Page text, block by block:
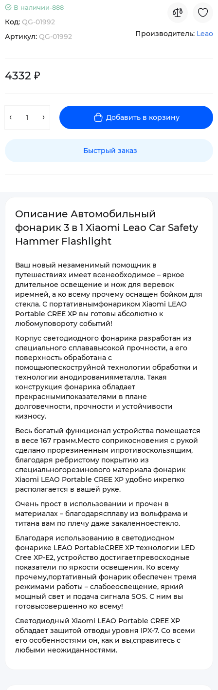
В наличии-888
Код: QG-01992
Артикул: QG-01992 Производитель: Leao
4332 ₽
Добавить в корзину
Быстрый заказ
Описание Автомобильный
фонарик 3 в 1 Xiaomi Leao Car Safety
Hammer Flashlight
Ваш новый незаменимый помощник в
путешествиях имеет всенеобходимое – яркое
длительное освещение и нож для веревок
иремней, а ко всему прочему оснащен бойком для
стекла. С портативнымфонариком Xiaomi LEAO
Portable CREE XP вы готовы абсолютно к
любомуповороту событий!
Корпус светодиодного фонарика разработан из
специального сплававысокой прочности, а его
поверхность обработана с
помощьюпескоструйной технологии обработки и
технологии анодированияметалла. Такая
конструкция фонарика обладает
прекраснымипоказателями в плане
долговечности, прочности и устойчивости
кизносу.
Весь богатый функционал устройства помещается
в весе 167 грамм.Место соприкосновения с рукой
сделано прорезиненным ипротивоскользящим,
благодаря ребристому покрытию из
специальногорезинового материала фонарик
Xiaomi LEAO Portable CREE XP удобно икрепко
располагается в вашей руке.
Очень прост в использовании и прочен в
материалах – благодарясплаву из вольфрама и
титана вам по плечу даже закаленноестекло.
Благодаря использованию в светодиодном
фонарике LEAO PortableCREE XP технологии LED
Cree XP-E2, устройство достигаетпревосходные
показатели по яркости освещения. Ко всему
прочему,портативный фонарик обеспечен тремя
режимами работы – слабоеосвещение, яркий
мощный свет и подача сигнала SOS. С ним вы
готовысовершенно ко всему!
Светодиодный Xiaomi LEAO Portable CREE XP
обладает защитой отводы уровня IPX-7. Со всеми
его особенностями он, как и вы,справитесь с
любыми неожиданностями.